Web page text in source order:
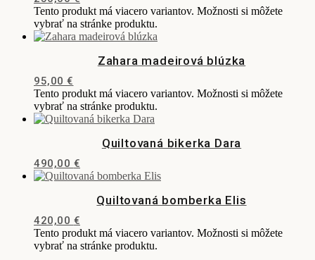
Tento produkt má viacero variantov. Možnosti si môžete
vybrať na stránke produktu.
Zahara madeirová blúzka
95,00 €
Tento produkt má viacero variantov. Možnosti si môžete
vybrať na stránke produktu.
Quiltovaná bikerka Dara
490,00 €
Quiltovaná bomberka Elis
420,00 €
Tento produkt má viacero variantov. Možnosti si môžete
vybrať na stránke produktu.